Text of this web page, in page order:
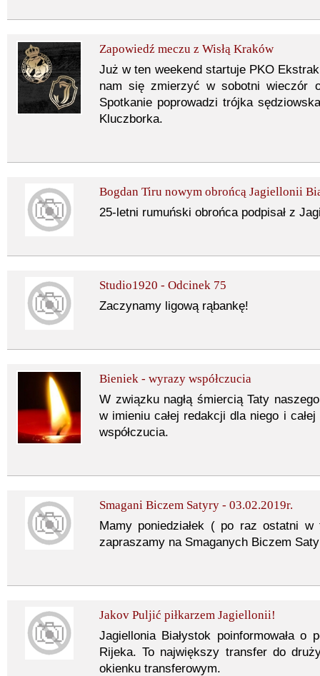
Zapowiedź meczu z Wisłą Kraków
Już w ten weekend startuje PKO
nam się zmierzyć w sobotni wieczór
Spotkanie poprowadzi trójka
Kluczborka.
Bogdan Tiru nowym obrońcą Jagiellonii
25-letni rumuński obrońca podpisał z
Studio1920 - Odcinek 75
Zaczynamy ligową rąbankę!
Bieniek - wyrazy współczucia
W związku nagłą śmiercią Taty
w imieniu całej redakcji dla niego i
współczucia.
Smagani Biczem Satyry - 03.02.2019r.
Mamy poniedziałek ( po raz ostatni
zapraszamy na Smaganych Biczem
Jakov Puljić piłkarzem Jagiellonii!
Jagiellonia Białystok poinformowała
Rijeka. To największy transfer do
okienku transferowym.